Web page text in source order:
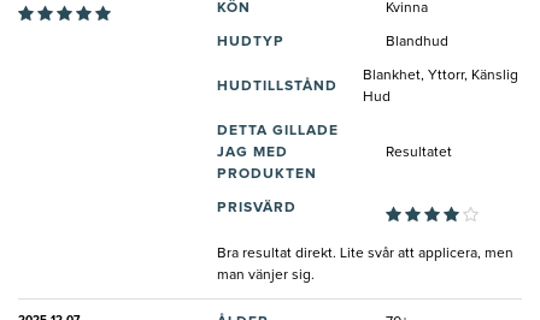
KÖN Kvinna
HUDTYP Blandhud
HUDTILLSTÅND
Blankhet, Yttorr, Känslig
Hud
DETTA GILLADE
JAG MED
PRODUKTEN
Resultatet
PRISVÄRD
Bra resultat direkt. Lite svår att applicera, men
man vänjer sig.